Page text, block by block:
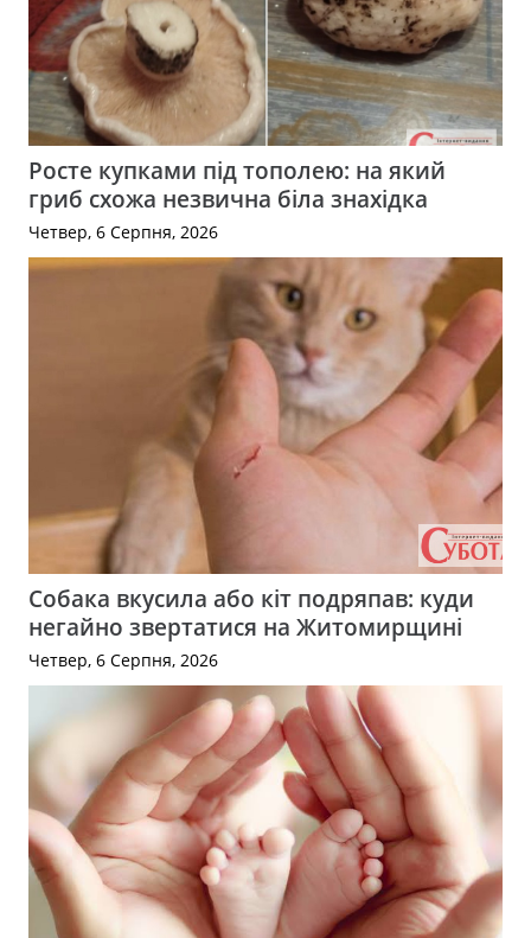
Росте купками під тополею: на який
гриб схожа незвична біла знахідка
Четвер, 6 Серпня, 2026
Собака вкусила або кіт подряпав: куди
негайно звертатися на Житомирщині
Четвер, 6 Серпня, 2026